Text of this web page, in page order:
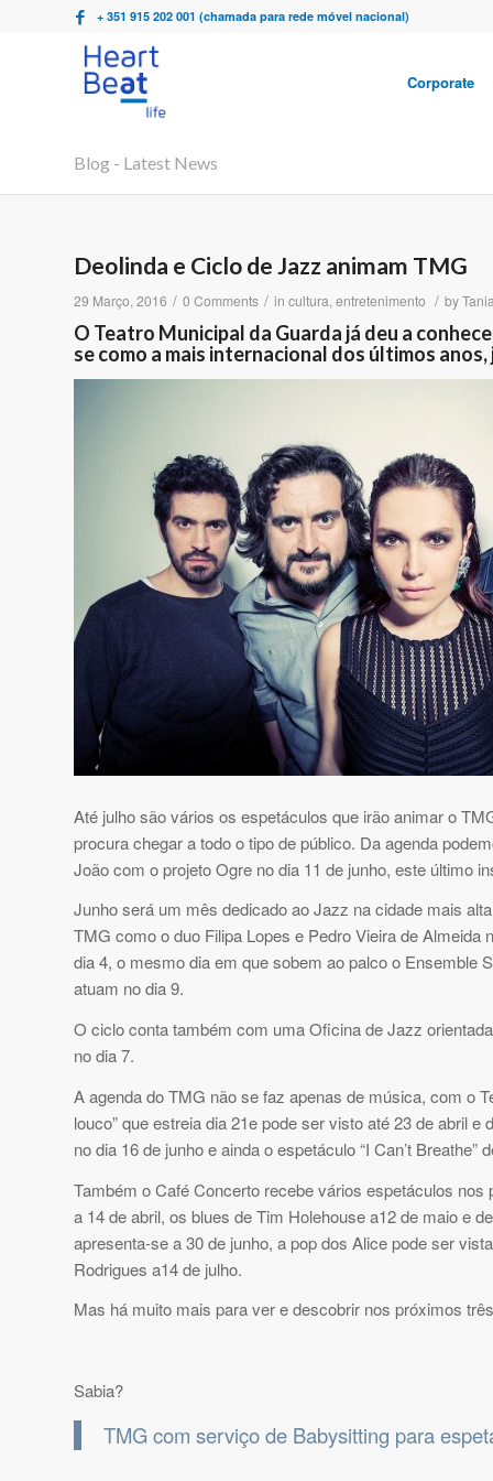
+ 351 915 202 001 (chamada para rede móvel nacional)
Corporate
Blog - Latest News
Deolinda e Ciclo de Jazz animam TMG
29 Março, 2016 / 0 Comments / in cultura, entretenimento / by
O Teatro Municipal da Guarda já deu a
se como a mais internacional dos últimos
Até julho são vários os espetáculos que irão animar o
procura chegar a todo o tipo de público. Da agenda
João com o projeto Ogre no dia 11 de junho, este último
Junho será um mês dedicado ao Jazz na cidade mais
TMG como o duo Filipa Lopes e Pedro Vieira de
dia 4, o mesmo dia em que sobem ao palco o Ensemble
atuam no dia 9.
O ciclo conta também com uma Oficina de Jazz
no dia 7.
A agenda do TMG não se faz apenas de música, com o
louco” que estreia dia 21e pode ser visto até 23 de abril
no dia 16 de junho e ainda o espetáculo “I Can’t Breathe”
Também o Café Concerto recebe vários espetáculos
a 14 de abril, os blues de Tim Holehouse a12 de maio e
apresenta-se a 30 de junho, a pop dos Alice pode ser
Rodrigues a14 de julho.
Mas há muito mais para ver e descobrir nos próximos
Sabia?
TMG com serviço de Babysitting para